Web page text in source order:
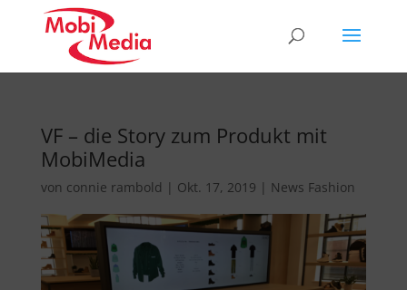
VF – die Story zum Produkt mit
MobiMedia
von connie rambold | Okt. 17, 2019 | News Fashion